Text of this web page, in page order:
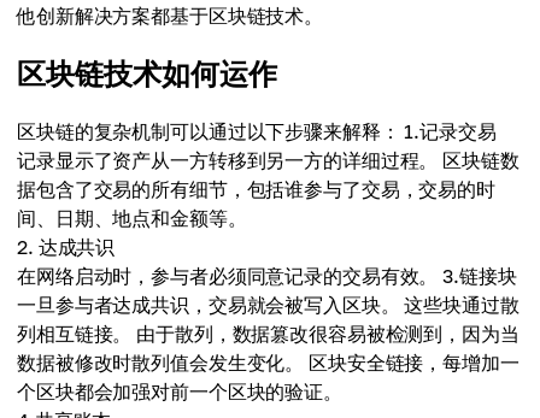
他创新解决方案都基于区块链技术。
区块链技术如何运作
区块链的复杂机制可以通过以下步骤来解释： 1.记录交易
记录显示了资产从一方转移到另一方的详细过程。 区块链数
据包含了交易的所有细节，包括谁参与了交易，交易的时
间、日期、地点和金额等。
2. 达成共识
在网络启动时，参与者必须同意记录的交易有效。 3.链接块
一旦参与者达成共识，交易就会被写入区块。 这些块通过散
列相互链接。 由于散列，数据篡改很容易被检测到，因为当
数据被修改时散列值会发生变化。 区块安全链接，每增加一
个区块都会加强对前一个区块的验证。